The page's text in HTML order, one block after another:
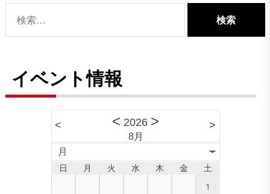
索:
イベント情報
< < 2026 >
8月
>
月
日 月 火 水 木 金 土
1